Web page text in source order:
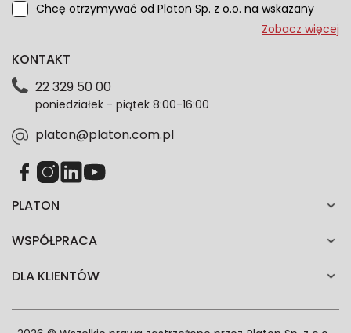
Chcę otrzymywać od Platon Sp. z o.o. na wskazany
przeze mnie adres e-mail informacje marketingowe
dotyczące danych osobowych znajdziesz w naszej
każdym czasie. Wycofanie zgody nie wpłynie na
zgodność z prawem przetwarzania dokonanego przed
Zobacz więcej
PLATON
WSPÓŁPRACA
DLA KLIENTÓW
KONTAKT
22 329 50 00
poniedziałek - piątek 8:00-16:00
platon@platon.com.pl